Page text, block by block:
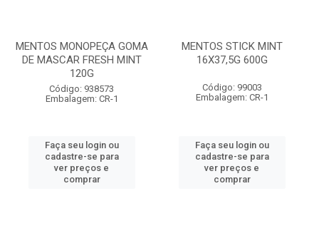
MENTOS MONOPEÇA GOMA
DE MASCAR FRESH MINT
120G
Código: 938573
Embalagem: CR-1
Faça seu login ou
cadastre-se para
ver preços e
comprar
MENTOS STICK MINT
16X37,5G 600G
Código: 99003
Embalagem: CR-1
Faça seu login ou
cadastre-se para
ver preços e
comprar